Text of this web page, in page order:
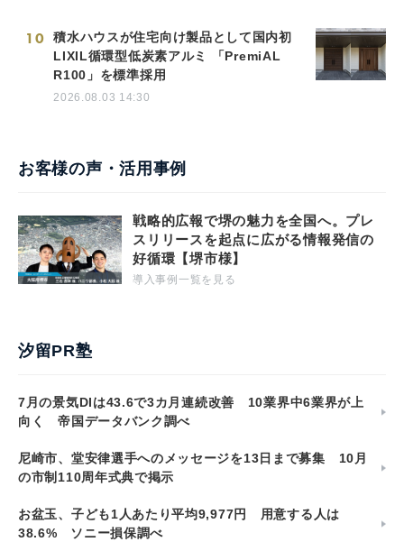
10
積水ハウスが住宅向け製品として国内初
LIXIL循環型低炭素アルミ 「PremiAL
R100」を標準採用
2026.08.03 14:30
お客様の声・活用事例
戦略的広報で堺の魅力を全国へ。プレ
スリリースを起点に広がる情報発信の
好循環【堺市様】
導入事例一覧を見る
汐留PR塾
7月の景気DIは43.6で3カ月連続改善 10業界中6業界が上
向く 帝国データバンク調べ
尼崎市、堂安律選手へのメッセージを13日まで募集 10月
の市制110周年式典で掲示
お盆玉、子ども1人あたり平均9,977円 用意する人は
38.6% ソニー損保調べ